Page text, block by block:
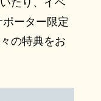
ーター限定
の特典をお